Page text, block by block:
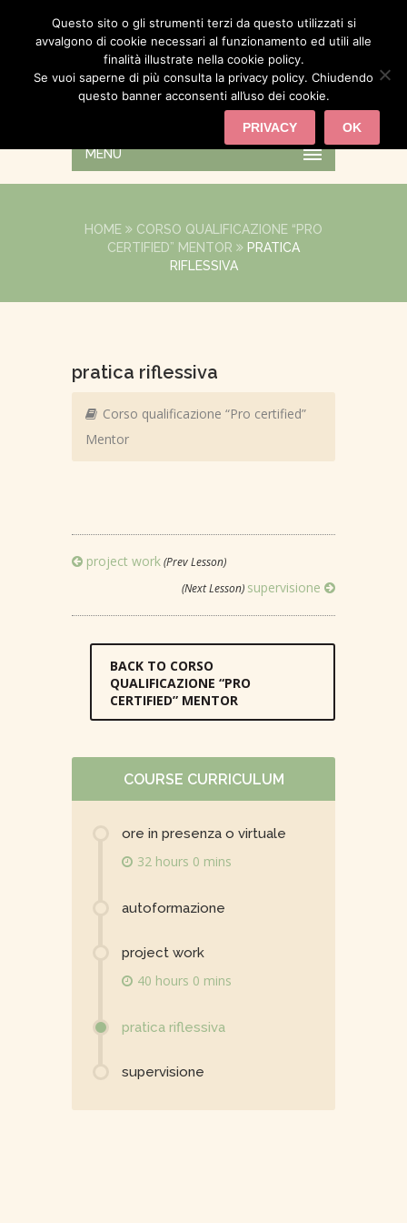
MENU
HOME
CORSO QUALIFICAZIONE “PRO
CERTIFIED” MENTOR
PRATICA
RIFLESSIVA
pratica riflessiva
Corso qualificazione “Pro certified”
Mentor
project work(Prev Lesson)
(Next Lesson) supervisione
BACK TO CORSO
QUALIFICAZIONE “PRO
CERTIFIED” MENTOR
COURSE CURRICULUM
ore in presenza o virtuale
32 hours 0 mins
autoformazione
project work
40 hours 0 mins
pratica riflessiva
supervisione
Questo sito o gli strumenti terzi da questo utilizzati si
avvalgono di cookie necessari al funzionamento ed utili alle
finalità illustrate nella cookie policy.
Se vuoi saperne di più consulta la privacy policy. Chiudendo
questo banner acconsenti all’uso dei cookie.
OK
PRIVACY